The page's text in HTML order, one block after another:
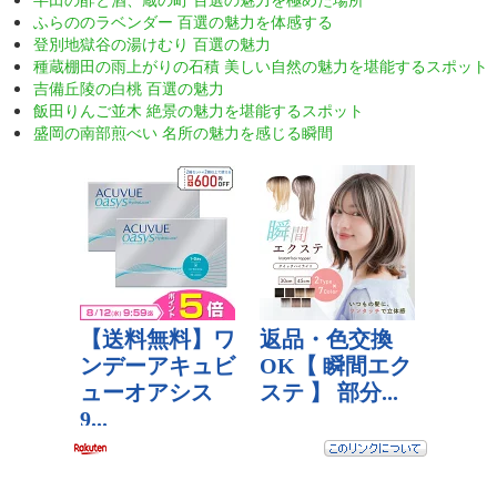
ふらののラベンダー 百選の魅力を体感する
登別地獄谷の湯けむり 百選の魅力
種蔵棚田の雨上がりの石積 美しい自然の魅力を堪能するスポット
吉備丘陵の白桃 百選の魅力
飯田りんご並木 絶景の魅力を堪能するスポット
盛岡の南部煎べい 名所の魅力を感じる瞬間